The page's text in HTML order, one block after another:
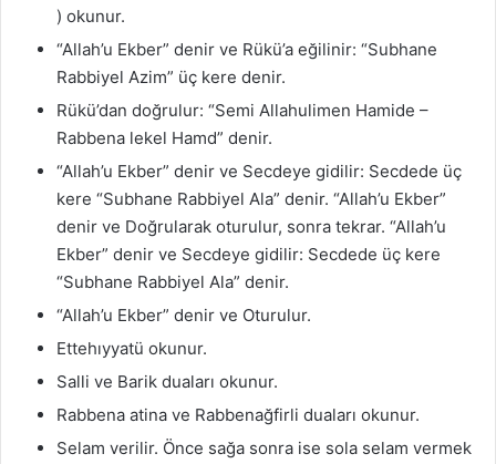
) okunur.
“Allah’u Ekber” denir ve Rükü’a eğilinir: “Subhane
Rabbiyel Azim” üç kere denir.
Rükü’dan doğrulur: “Semi Allahulimen Hamide –
Rabbena lekel Hamd” denir.
“Allah’u Ekber” denir ve Secdeye gidilir: Secdede üç
kere “Subhane Rabbiyel Ala” denir. “Allah’u Ekber”
denir ve Doğrularak oturulur, sonra tekrar. “Allah’u
Ekber” denir ve Secdeye gidilir: Secdede üç kere
“Subhane Rabbiyel Ala” denir.
“Allah’u Ekber” denir ve Oturulur.
Ettehıyyatü okunur.
Salli ve Barik duaları okunur.
Rabbena atina ve Rabbenağfirli duaları okunur.
Selam verilir. Önce sağa sonra ise sola selam vermek